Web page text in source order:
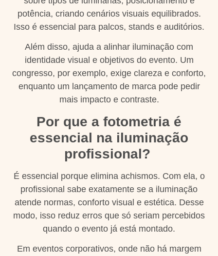
potência, criando cenários visuais equilibrados.
Isso é essencial para palcos, stands e auditórios.
Além disso, ajuda a alinhar iluminação com
identidade visual e objetivos do evento. Um
congresso, por exemplo, exige clareza e conforto,
enquanto um lançamento de marca pode pedir
mais impacto e contraste.
Por que a fotometria é
essencial na iluminação
profissional?
É essencial porque elimina achismos. Com ela, o
profissional sabe exatamente se a iluminação
atende normas, conforto visual e estética. Desse
modo, isso reduz erros que só seriam percebidos
quando o evento já está montado.
Em eventos corporativos, onde não há margem